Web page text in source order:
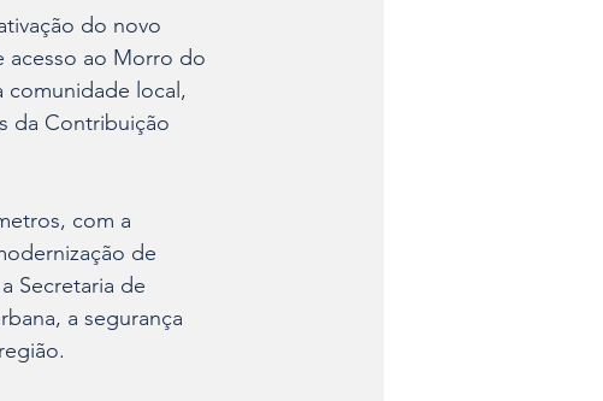
do novo
acesso ao Morro do
comunidade local,
da Contribuição
com a
de
Secretaria de
a segurança